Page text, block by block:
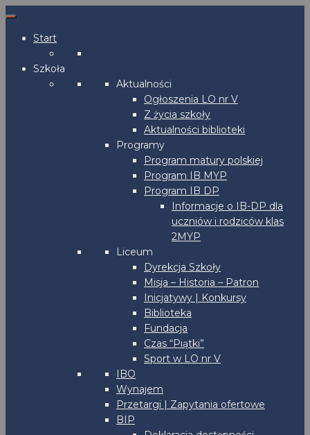
Start
Szkoła
Aktualności
Ogłoszenia LO nr V
Z życia szkoły
Aktualności biblioteki
Programy
Program matury polskiej
Program IB MYP
Program IB DP
Informacje o IB-DP dla
uczniów i rodziców klas
2MYP
Liceum
Dyrekcja Szkoły
Misja – Historia – Patron
Inicjatywy | Konkursy
Biblioteka
Fundacja
Czas “Piątki”
Sport w LO nr V
IBO
Wynajem
Przetargi | Zapytania ofertowe
BIP